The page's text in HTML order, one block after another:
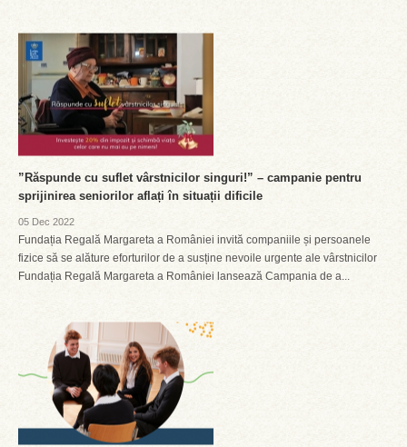
”Răspunde cu suflet vârstnicilor singuri!” – campanie pentru
sprijinirea seniorilor aflați în situații dificile
05 Dec 2022
Fundația Regală Margareta a României invită companiile și persoanele
fizice să se alăture eforturilor de a susține nevoile urgente ale vârstnicilor
Fundația Regală Margareta a României lansează Campania de a...